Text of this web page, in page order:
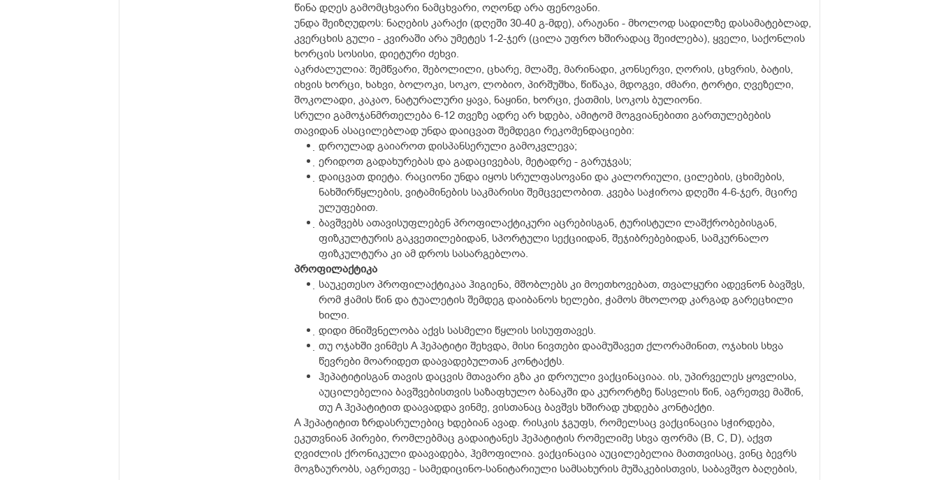
წინა დღეს გამომცხვარი ნამცხვარი, ოღონდ არა ფენოვანი.
უნდა შეიზღუდოს: ნაღების კარაქი (დღეში 30-40 გ-მდე), არაჟანი - მხოლოდ სადილზე დასამატებლად,
კვერცხის გული - კვირაში არა უმეტეს 1-2-ჯერ (ცილა უფრო ხშირადაც შეიძლება), ყველი, საქონლის
ხორცის სოსისი, დიეტური ძეხვი.
აკრძალულია: შემწვარი, შებოლილი, ცხარე, მლაშე, მარინადი, კონსერვი, ღორის, ცხვრის, ბატის,
იხვის ხორცი, ხახვი, ბოლოკი, სოკო, ლობიო, პირშუშხა, წიწაკა, მდოგვი, ძმარი, ტორტი, ღვეზელი,
შოკოლადი, კაკაო, ნატურალური ყავა, ნაყინი, ხორცი, ქათმის, სოკოს ბულიონი.
სრული გამოჯანმრთელება 6-12 თვეზე ადრე არ ხდება, ამიტომ მოგვიანებითი გართულებების
თავიდან ასაცილებლად უნდა დაიცვათ შემდეგი რეკომენდაციები:
დროულად გაიაროთ დისპანსერული გამოკვლევა;
ერიდოთ გადახურებას და გადაცივებას, მეტადრე - გარუჯვას;
დაიცვათ დიეტა. რაციონი უნდა იყოს სრულფასოვანი და კალორიული, ცილების, ცხიმების,
ნახშირწყლების, ვიტამინების საკმარისი შემცველობით. კვება საჭიროა დღეში 4-6-ჯერ, მცირე
ულუფებით.
ბავშვებს ათავისუფლებენ პროფილაქტიკური აცრებისგან, ტურისტული ლაშქრობებისგან,
ფიზკულტურის გაკვეთილებიდან, სპორტული სექციიდან, შეჯიბრებებიდან, სამკურნალო
ფიზკულტურა კი ამ დროს სასარგებლოა.
პროფილაქტიკა
საუკეთესო პროფილაქტიკაა ჰიგიენა, მშობლებს კი მოეთხოვებათ, თვალყური ადევნონ ბავშვს,
რომ ჭამის წინ და ტუალეტის შემდეგ დაიბანოს ხელები, ჭამოს მხოლოდ კარგად გარეცხილი
ხილი.
დიდი მნიშვნელობა აქვს სასმელი წყლის სისუფთავეს.
თუ ოჯახში ვინმეს A ჰეპატიტი შეხვდა, მისი ნივთები დაამუშავეთ ქლორამინით, ოჯახის სხვა
წევრები მოარიდეთ დაავადებულთან კონტაქტს.
ჰეპატიტისგან თავის დაცვის მთავარი გზა კი დროული ვაქცინაციაა. ის, უპირველეს ყოვლისა,
აუცილებელია ბავშვებისთვის საზაფხულო ბანაკში და კურორტზე წასვლის წინ, აგრეთვე მაშინ,
თუ A ჰეპატიტით დაავადდა ვინმე, ვისთანაც ბავშვს ხშირად უხდება კონტაქტი.
A ჰეპატიტით ზრდასრულებიც ხდებიან ავად. რისკის ჯგუფს, რომელსაც ვაქცინაცია სჭირდება,
ეკუთვნიან პირები, რომლებმაც გადაიტანეს ჰეპატიტის რომელიმე სხვა ფორმა (B, C, D), აქვთ
ღვიძლის ქრონიკული დაავადება, ჰემოფილია. ვაქცინაცია აუცილებელია მათთვისაც, ვინც ბევრს
მოგზაურობს, აგრეთვე - სამედიცინო-სანიტარიული სამსახურის მუშაკებისთვის, საბავშვო ბაღების,